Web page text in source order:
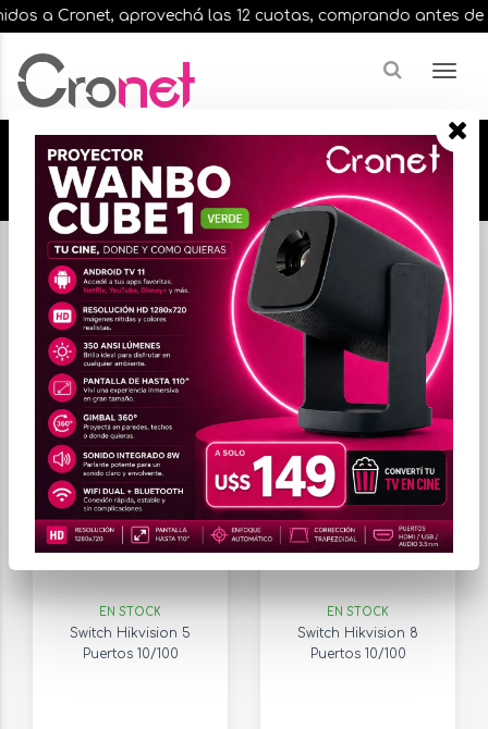
a Cronet, aprovechá las 12 cuotas, comprando antes de
🔥🔥🔥 12 cuotas, en todos nuestros artículos,
comprando antes de las 13 hrs. envíos en el
día 🔥🔥🔥
Inicio CONECTIVIDAD / RED SWITCHES
ORDENAR
FILTRAR
EN STOCK
Switch Hikvision 5
Puertos 10/100
EN STOCK
Switch Hikvision 8
Puertos 10/100